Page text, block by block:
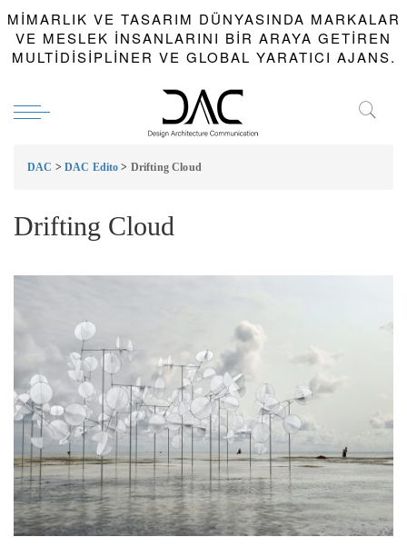
MIMARLIK VE TASARIM DÜNYASINDA MARKALAR
VE MESLEK INSANLARINI BIR ARAYA GETIREN
MULTIDISIPLINER VE GLOBAL YARATICI AJANS.
DAC > DAC Edito > Drifting Cloud
Drifting Cloud